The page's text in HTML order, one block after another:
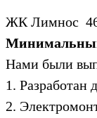
ЖК Лимнос
Нами были
1. Разработан
2.